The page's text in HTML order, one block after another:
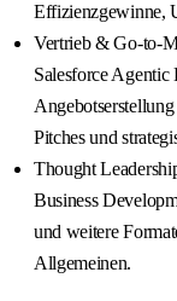
Effizienzgewinne,
Vertrieb & Go-to-
Salesforce Agentic
Pitches und
Thought
Business
und weitere
Allgemeinen.